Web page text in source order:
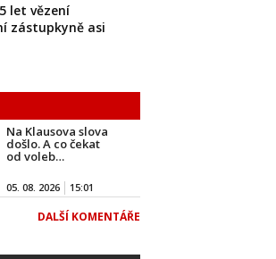
let vězení
zástupkyně asi
Na Klausova slova
došlo. A co čekat
od voleb…
05. 08. 2026 15:01
DALŠÍ KOMENTÁŘE